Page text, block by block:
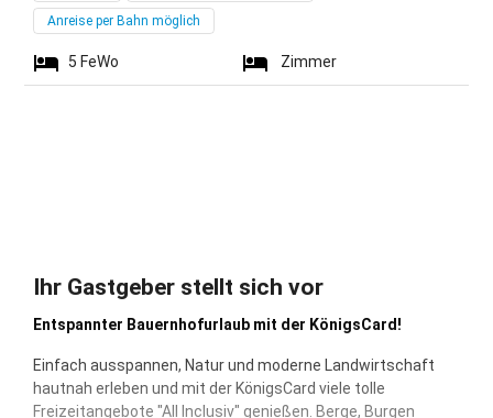
Anreise per Bahn möglich
5 FeWo Zimmer
Ihr Gastgeber stellt sich vor
Entspannter Bauernhofurlaub mit der KönigsCard!
Einfach ausspannen, Natur und moderne Landwirtschaft
hautnah erleben und mit der KönigsCard viele tolle
Freizeitangebote "All Inclusiv" genießen. Berge, Burgen